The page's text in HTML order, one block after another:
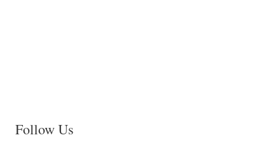
Follow Us